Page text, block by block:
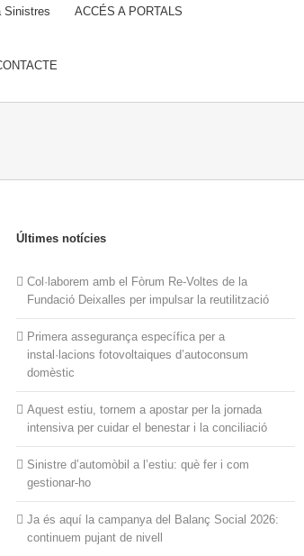
Sinistres ACCÉS A PORTALS
Últimes notícies
Col·laborem amb el Fòrum Re-Voltes de la
Fundació Deixalles per impulsar la reutilització
Primera assegurança específica per a
instal·lacions fotovoltaiques d’autoconsum
domèstic
Aquest estiu, tornem a apostar per la jornada
intensiva per cuidar el benestar i la conciliació
Sinistre d’automòbil a l’estiu: què fer i com
gestionar-ho
Ja és aquí la campanya del Balanç Social 2026:
continuem pujant de nivell